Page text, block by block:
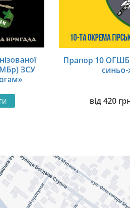
ЗСУ
Прапор 10
від420